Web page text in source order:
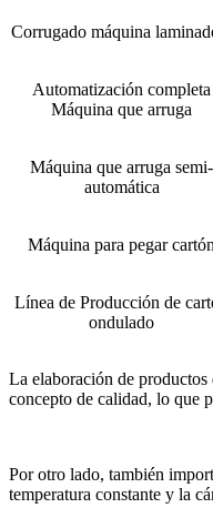
Corrugado máquina
Automatización completa
Máquina que arruga
Máquina que arruga semi-
automática
Máquina para pegar cartón
Línea de Producción de
ondulado
La elaboración de productos
concepto de calidad, lo que
Por otro lado, también
temperatura constante y la